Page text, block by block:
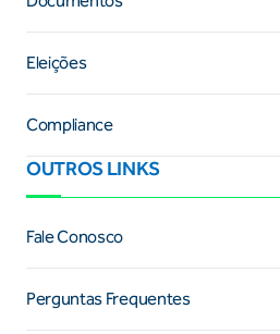
Eleições
Compliance
OUTROS LINKS
Fale Conosco
Perguntas Frequentes